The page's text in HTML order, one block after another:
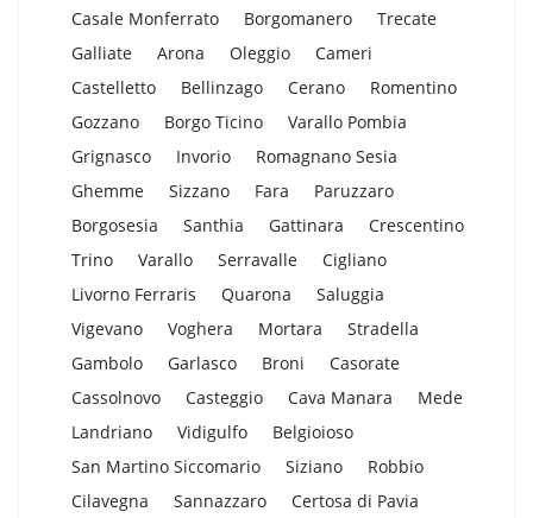
Casale Monferrato Borgomanero
Trecate
Galliate
Arona Oleggio
Cameri
Castelletto
Bellinzago Cerano
Romentino
Gozzano
Borgo Ticino
Varallo Pombia
Grignasco
Invorio
Romagnano Sesia
Ghemme
Sizzano Fara
Paruzzaro
Borgosesia
Santhia Gattinara
Crescentino
Trino
Varallo Serravalle
Cigliano
Livorno Ferraris
Quarona
Saluggia
Vigevano
Voghera Mortara
Stradella
Gambolo
Garlasco Broni
Casorate
Cassolnovo
Casteggio Cava Manara
Mede
Landriano
Vidigulfo
Belgioioso
San Martino Siccomario
Siziano
Robbio
Cilavegna
Sannazzaro
Certosa di Pavia